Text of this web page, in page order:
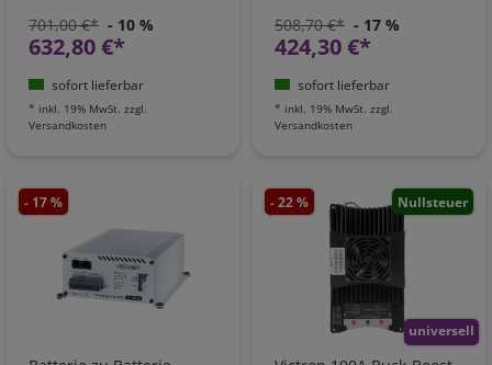
701,00 €* - 10 %
632,80 €*
sofort lieferbar
* inkl. 19% MwSt. zzgl.
Versandkosten
508,70 €* - 17 %
424,30 €*
sofort lieferbar
* inkl. 19% MwSt. zzgl.
Versandkosten
- 17 %
universell
- 22 % Nullsteuer